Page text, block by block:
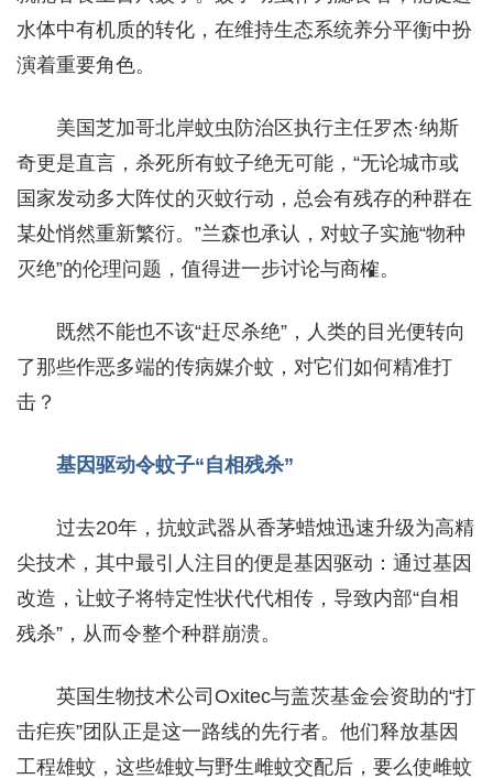
水体中有机质的转化，在维持生态系统养分平衡中扮
演着重要角色。
美国芝加哥北岸蚊虫防治区执行主任罗杰·纳斯
奇更是直言，杀死所有蚊子绝无可能，“无论城市或
国家发动多大阵仗的灭蚊行动，总会有残存的种群在
某处悄然重新繁衍。”兰森也承认，对蚊子实施“物种
灭绝”的伦理问题，值得进一步讨论与商榷。
既然不能也不该“赶尽杀绝”，人类的目光便转向
了那些作恶多端的传病媒介蚊，对它们如何精准打
击？
基因驱动令蚊子“自相残杀”
过去20年，抗蚊武器从香茅蜡烛迅速升级为高精
尖技术，其中最引人注目的便是基因驱动：通过基因
改造，让蚊子将特定性状代代相传，导致内部“自相
残杀”，从而令整个种群崩溃。
英国生物技术公司Oxitec与盖茨基金会资助的“打
击疟疾”团队正是这一路线的先行者。他们释放基因
工程雄蚊，这些雄蚊与野生雌蚊交配后，要么使雌蚊